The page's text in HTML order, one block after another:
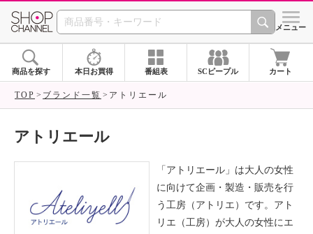
SHOP CHANNEL ショッ
メニュー
商品を探す 本日お買得 番組表 SCピープル カート
TOP ブランド一覧 アトリエール
アトリエール
「アトリエール」は大人の女性
に向けて企画・製造・販売を行
う工房（アトリエ）です。アト
リエ（工房）が大人の女性にエ